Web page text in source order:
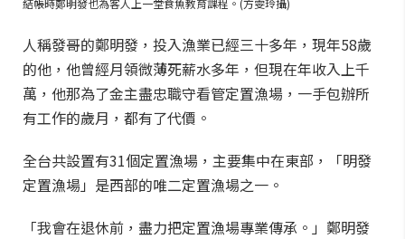
結帳時鄭明發也為客人上一堂食魚教育課程。(方雯玲攝)
人稱發哥的鄭明發，投入漁業已經三十多年，現年58歲
的他，他曾經月領微薄死薪水多年，但現在年收入上千
萬，他那為了金主盡忠職守看管定置漁場，一手包辦所
有工作的歲月，都有了代價。
全台共設置有31個定置漁場，主要集中在東部，「明發
定置漁場」是西部的唯二定置漁場之一。
「我會在退休前，盡力把定置漁場專業傳承。」鄭明發